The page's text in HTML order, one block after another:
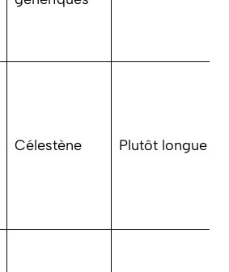
Célestène Plutôt longue